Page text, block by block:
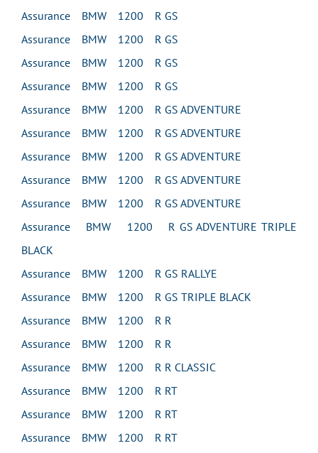
Assurance BMW 1200 R GS
Assurance BMW 1200 R GS
Assurance BMW 1200 R GS
Assurance BMW 1200 R GS
Assurance BMW 1200 R GS ADVENTURE
Assurance BMW 1200 R GS ADVENTURE
Assurance BMW 1200 R GS ADVENTURE
Assurance BMW 1200 R GS ADVENTURE
Assurance BMW 1200 R GS ADVENTURE
Assurance BMW 1200 R GS ADVENTURE TRIPLE
BLACK
Assurance BMW 1200 R GS RALLYE
Assurance BMW 1200 R GS TRIPLE BLACK
Assurance BMW 1200 R R
Assurance BMW 1200 R R
Assurance BMW 1200 R R CLASSIC
Assurance BMW 1200 R RT
Assurance BMW 1200 R RT
Assurance BMW 1200 R RT